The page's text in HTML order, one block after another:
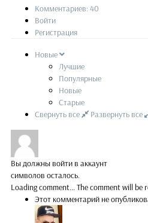
Комментариев: 40
Войти
Регистрация
Новые
Лучшие
Популярные
Новые
Старые
Свернуть все
Развернуть все
Вы должны войти в аккаунт
символов осталось.
Loading comment...The comment will be
Этот комментарий не